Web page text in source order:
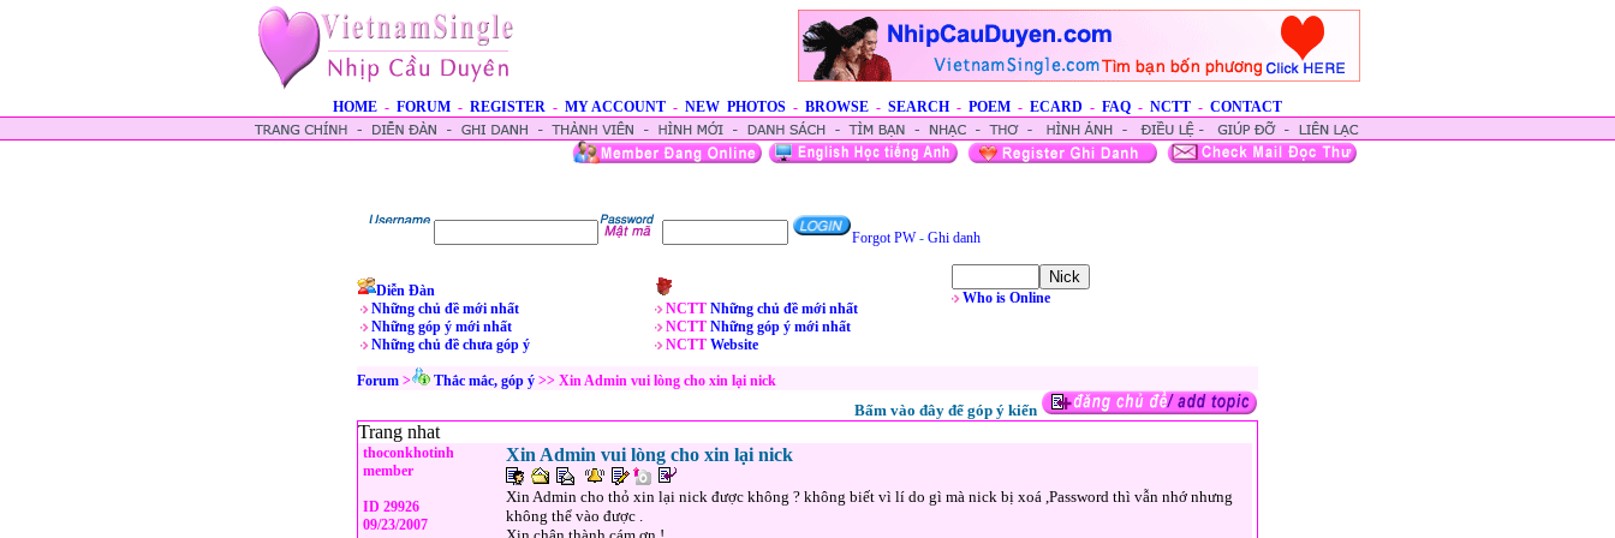
HOME - FORUM - REGISTER - MY ACCOUNT - NEW PHOTOS - BROWSE - SEARCH - POEM - ECARD - FAQ - NCTT - CONTACT
Forgot PW- Ghi danh
Diễn Đàn
Những chủ đề mới nhất
Những góp ý mới nhất
Những chủ đề chưa góp ý
NCTT Những chủ đề mới nhất
NCTT Những góp ý mới nhất
NCTT Website
Who is Online
Forum > Thắc mắc, góp ý >> Xin Admin vui lòng cho xin lại nick
Bấm vào đây để góp ý kiến
Trang nhat
thoconkhotinh
member
ID 29926
09/23/2007
Xin Admin vui lòng cho xin lại nick
Xin Admin cho thỏ xin lại nick được không ? không biết vì lí do gì mà nick bị xoá ,Password thì vẫn nhớ nhưng
không thể vào được .